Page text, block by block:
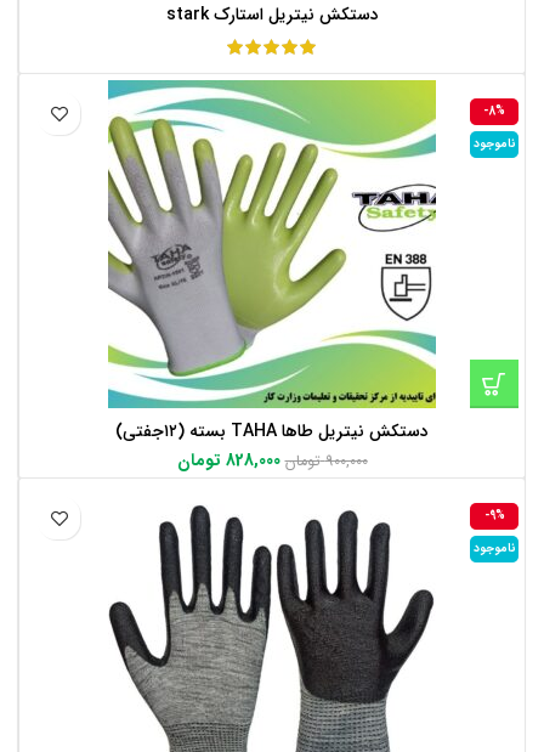
دستکش نیتریل استارک stark
-8%
ناموجود
دستکش نیتریل طاها TAHA بسته (۱۲جفتی)
900,000 تومان 828,000 تومان
-9%
ناموجود